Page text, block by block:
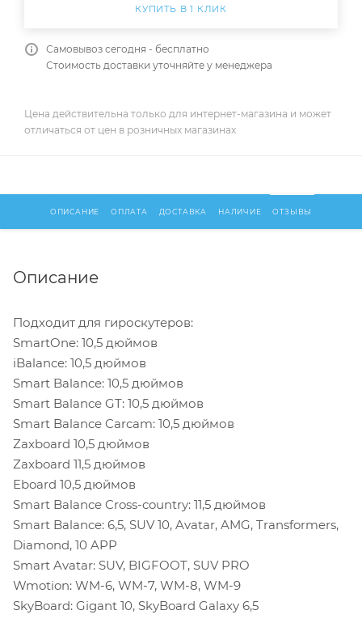
КУПИТЬ В 1 КЛИК
Самовывоз сегодня - бесплатно
Стоимость доставки уточняйте у менеджера
Цена действительна только для интернет-магазина и может
отличаться от цен в розничных магазинах
ОПИСАНИЕ ОПЛАТА ДОСТАВКА НАЛИЧИЕ ОТЗЫВЫ
Описание
Подходит для гироскутеров:
SmartOne: 10,5 дюймов
iBalance: 10,5 дюймов
Smart Balance: 10,5 дюймов
Smart Balance GT: 10,5 дюймов
Smart Balance Carcam: 10,5 дюймов
Zaxboard 10,5 дюймов
Zaxboard 11,5 дюймов
Eboard 10,5 дюймов
Smart Balance Cross-country: 11,5 дюймов
Smart Balance: 6,5, SUV 10, Avatar, AMG, Transformers,
Diamond, 10 APP
Smart Avatar: SUV, BIGFOOT, SUV PRO
Wmotion: WM-6, WM-7, WM-8, WM-9
SkyBoard: Gigant 10, SkyBoard Galaxy 6,5